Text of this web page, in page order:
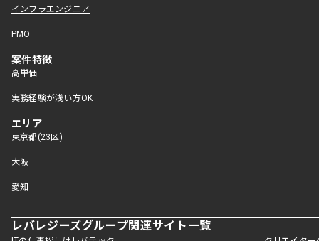
インフラエンジニア
PMO
案件特徴
高単価
実務経験が浅い方OK
エリア
東京都(23区)
大阪
愛知
レバレジーズグループ関連サイト一覧